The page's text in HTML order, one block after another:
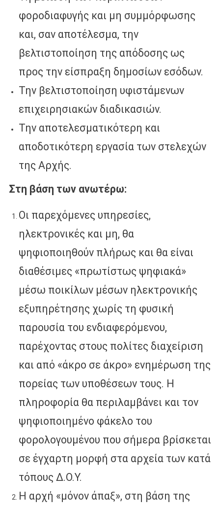
φοροδιαφυγής και μη συμμόρφωσης
και, σαν αποτέλεσμα, την
βελτιστοποίηση της απόδοσης ως
προς την είσπραξη δημοσίων εσόδων.
Την βελτιστοποίηση υφιστάμενων
επιχειρησιακών διαδικασιών.
Την αποτελεσματικότερη και
αποδοτικότερη εργασία των στελεχών
της Αρχής.
Στη βάση των ανωτέρω:
Οι παρεχόμενες υπηρεσίες,
ηλεκτρονικές και μη, θα
ψηφιοποιηθούν πλήρως και θα είναι
διαθέσιμες «πρωτίστως ψηφιακά»
μέσω ποικίλων μέσων ηλεκτρονικής
εξυπηρέτησης χωρίς τη φυσική
παρουσία του ενδιαφερόμενου,
παρέχοντας στους πολίτες διαχείριση
και από «άκρο σε άκρο» ενημέρωση της
πορείας των υποθέσεων τους. Η
πληροφορία θα περιλαμβάνει και τον
ψηφιοποιημένο φάκελο του
φορολογουμένου που σήμερα βρίσκεται
σε έγχαρτη μορφή στα αρχεία των κατά
τόπους Δ.Ο.Υ.
Η αρχή «μόνον άπαξ», στη βάση της